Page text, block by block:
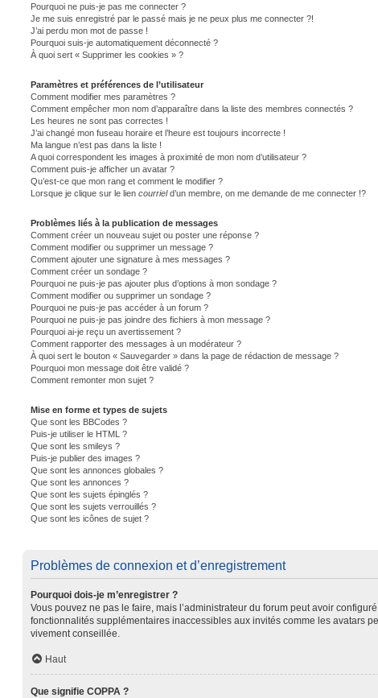
Pourquoi ne puis-je pas me connecter ?
Je me suis enregistré par le passé mais je ne peux plus me connecter ?!
J’ai perdu mon mot de passe !
Pourquoi suis-je automatiquement déconnecté ?
À quoi sert « Supprimer les cookies » ?
Paramètres et préférences de l’utilisateur
Comment modifier mes paramètres ?
Comment empêcher mon nom d’apparaître dans la liste des membres connectés ?
Les heures ne sont pas correctes !
J’ai changé mon fuseau horaire et l’heure est toujours incorrecte !
Ma langue n’est pas dans la liste !
A quoi correspondent les images à proximité de mon nom d’utilisateur ?
Comment puis-je afficher un avatar ?
Qu’est-ce que mon rang et comment le modifier ?
Lorsque je clique sur le lien courrield’un membre, on me demande de me connecter !?
Problèmes liés à la publication de messages
Comment créer un nouveau sujet ou poster une réponse ?
Comment modifier ou supprimer un message ?
Comment ajouter une signature à mes messages ?
Comment créer un sondage ?
Pourquoi ne puis-je pas ajouter plus d’options à mon sondage ?
Comment modifier ou supprimer un sondage ?
Pourquoi ne puis-je pas accéder à un forum ?
Pourquoi ne puis-je pas joindre des fichiers à mon message ?
Pourquoi ai-je reçu un avertissement ?
Comment rapporter des messages à un modérateur ?
À quoi sert le bouton « Sauvegarder » dans la page de rédaction de message ?
Pourquoi mon message doit être validé ?
Comment remonter mon sujet ?
Mise en forme et types de sujets
Que sont les BBCodes ?
Puis-je utiliser le HTML ?
Que sont les smileys ?
Puis-je publier des images ?
Que sont les annonces globales ?
Que sont les annonces ?
Que sont les sujets épinglés ?
Que sont les sujets verrouillés ?
Que sont les icônes de sujet ?
Problèmes de connexion et d’enregistrement
Pourquoi dois-je m’enregistrer ?
Vous pouvez ne pas le faire, mais l’administrateur du forum peut avoir
fonctionnalités supplémentaires inaccessibles aux invités comme les avatars
vivement conseillée.
Haut
Que signifie COPPA ?